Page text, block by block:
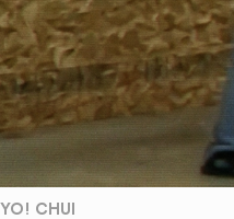
YO! CHUI